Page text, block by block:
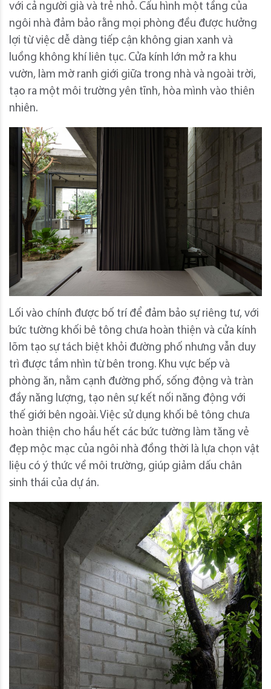
với cả người già và trẻ nhỏ. Cấu hình một tầng của
ngôi nhà đảm bảo rằng mọi phòng đều được hưởng
lợi từ việc dễ dàng tiếp cận không gian xanh và
luồng không khí liên tục. Cửa kính lớn mở ra khu
vườn, làm mờ ranh giới giữa trong nhà và ngoài trời,
tạo ra một môi trường yên tĩnh, hòa mình vào thiên
nhiên.
Lối vào chính được bố trí để đảm bảo sự riêng tư, với
bức tường khối bê tông chưa hoàn thiện và cửa kính
lõm tạo sự tách biệt khỏi đường phố nhưng vẫn duy
trì được tầm nhìn từ bên trong. Khu vực bếp và
phòng ăn, nằm cạnh đường phố, sống động và tràn
đầy năng lượng, tạo nên sự kết nối năng động với
thế giới bên ngoài. Việc sử dụng khối bê tông chưa
hoàn thiện cho hầu hết các bức tường làm tăng vẻ
đẹp mộc mạc của ngôi nhà đồng thời là lựa chọn vật
liệu có ý thức về môi trường, giúp giảm dấu chân
sinh thái của dự án.